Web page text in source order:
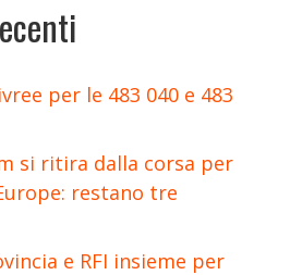
per le 483 040 e 483
si ritira dalla corsa per
restano tre
e RFI insieme per